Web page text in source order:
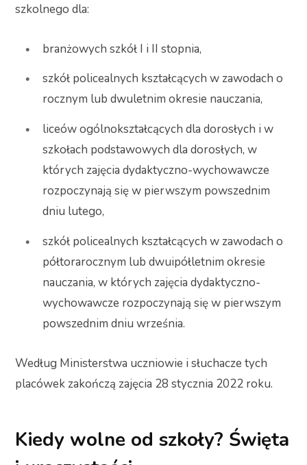
szkolnego dla:
branżowych szkół I i II stopnia,
szkół policealnych kształcących w zawodach o
rocznym lub dwuletnim okresie nauczania,
liceów ogólnokształcących dla dorosłych i w
szkołach podstawowych dla dorosłych, w
których zajęcia dydaktyczno-wychowawcze
rozpoczynają się w pierwszym powszednim
dniu lutego,
szkół policealnych kształcących w zawodach o
półtorarocznym lub dwuipółletnim okresie
nauczania, w których zajęcia dydaktyczno-
wychowawcze rozpoczynają się w pierwszym
powszednim dniu września.
Według Ministerstwa uczniowie i słuchacze tych
placówek zakończą zajęcia 28 stycznia 2022 roku.
Kiedy wolne od szkoły? Święta